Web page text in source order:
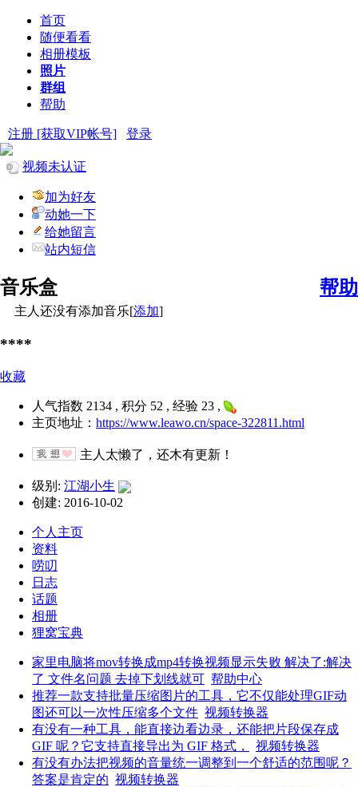
首页
随便看看
相册模板
照片
群组
帮助
注册 [获取VIP帐号] 登录
视频未认证
加为好友
动她一下
给她留言
站内短信
帮助
音乐盒
主人还没有添加音乐[添加]
****
收藏
人气指数 2134 , 积分 52 , 经验 23 ,
主页地址： https://www.leawo.cn/space-322811.html
主人太懒了，还木有更新！
级别: 江湖小生
创建: 2016-10-02
个人主页
资料
唠叨
日志
话题
相册
狸窝宝典
家里电脑将mov转换成mp4转换视频显示失败 解决了:解决
了 文件名问题 去掉下划线就可 帮助中心
推荐一款支持批量压缩图片的工具，它不仅能处理GIF动
图还可以一次性压缩多个文件 视频转换器
有没有一种工具，能直接边看边录，还能把片段保存成
GIF 呢？它支持直接导出为 GIF 格式，
视频转换器
有没有办法把视频的音量统一调整到一个舒适的范围呢？
答案是肯定的 视频转换器